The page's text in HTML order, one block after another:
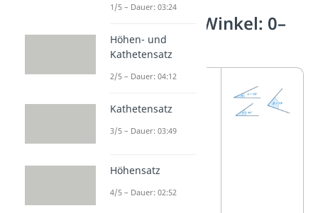
Der spitze Winkel: 0–
90°
Winkelist
größer als 0°
90°. Du
erkennst ihn
1/5 – Dauer: 03:24
Höhen- und
Kathetensatz
2/5 – Dauer: 04:12
Kathetensatz
3/5 – Dauer: 03:49
Höhensatz
4/5 – Dauer: 02:52